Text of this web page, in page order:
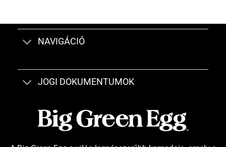
NAVIGÁCIÓ
JOGI DOKUMENTUMOK